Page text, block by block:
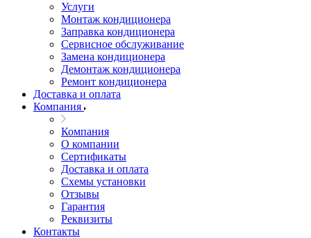
Услуги
Монтаж кондиционера
Заправка кондиционера
Сервисное обслуживание
Замена кондиционера
Демонтаж кондиционера
Ремонт кондиционера
Доставка и оплата
Компания
Компания
О компании
Сертификаты
Доставка и оплата
Схемы установки
Отзывы
Гарантия
Реквизиты
Контакты